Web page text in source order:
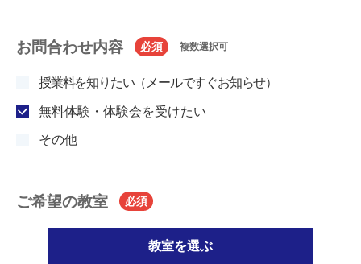
お問合わせ内容 必須 複数選択可
授業料を知りたい（メールですぐお知らせ）
無料体験・体験会を受けたい
その他
ご希望の教室 必須
教室を選ぶ